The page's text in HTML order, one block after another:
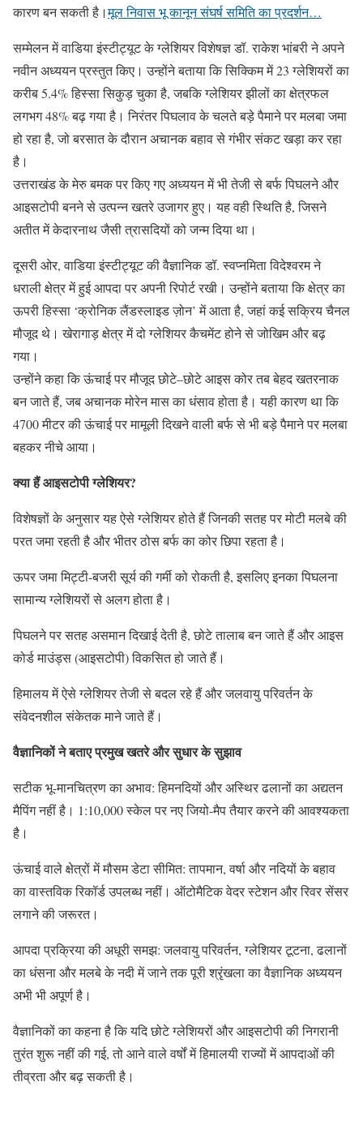
कारण बन सकती है।मूल निवास भू कानून संघर्ष समिति का प्रदर्शन…
सम्मेलन में वाडिया इंस्टीट्यूट के ग्लेशियर विशेषज्ञ डॉ. राकेश भांबरी ने अपने
नवीन अध्ययन प्रस्तुत किए। उन्होंने बताया कि सिक्किम में 23 ग्लेशियरों का
करीब 5.4% हिस्सा सिकुड़ चुका है, जबकि ग्लेशियर झीलों का क्षेत्रफल
लगभग 48% बढ़ गया है। निरंतर पिघलाव के चलते बड़े पैमाने पर मलबा जमा
हो रहा है, जो बरसात के दौरान अचानक बहाव से गंभीर संकट खड़ा कर रहा
है।
उत्तराखंड के मेरु बमक पर किए गए अध्ययन में भी तेजी से बर्फ पिघलने और
आइसटोपी बनने से उत्पन्न खतरे उजागर हुए। यह वही स्थिति है, जिसने
अतीत में केदारनाथ जैसी त्रासदियों को जन्म दिया था।
दूसरी ओर, वाडिया इंस्टीट्यूट की वैज्ञानिक डॉ. स्वप्नमिता विदेश्वरम ने
धराली क्षेत्र में हुई आपदा पर अपनी रिपोर्ट रखी। उन्होंने बताया कि क्षेत्र का
ऊपरी हिस्सा ‘क्रोनिक लैंडस्लाइड ज़ोन’ में आता है, जहां कई सक्रिय चैनल
मौजूद थे। खेरागाड़ क्षेत्र में दो ग्लेशियर कैचमेंट होने से जोखिम और बढ़
गया।
उन्होंने कहा कि ऊंचाई पर मौजूद छोटे–छोटे आइस कोर तब बेहद खतरनाक
बन जाते हैं, जब अचानक मोरेन मास का धंसाव होता है। यही कारण था कि
4700 मीटर की ऊंचाई पर मामूली दिखने वाली बर्फ से भी बड़े पैमाने पर मलबा
बहकर नीचे आया।
क्या हैं आइसटोपी ग्लेशियर?
विशेषज्ञों के अनुसार यह ऐसे ग्लेशियर होते हैं जिनकी सतह पर मोटी मलबे की
परत जमा रहती है और भीतर ठोस बर्फ का कोर छिपा रहता है।
ऊपर जमा मिट्टी-बजरी सूर्य की गर्मी को रोकती है, इसलिए इनका पिघलना
सामान्य ग्लेशियरों से अलग होता है।
पिघलने पर सतह असमान दिखाई देती है, छोटे तालाब बन जाते हैं और आइस
कोर्ड माउंड्स (आइसटोपी) विकसित हो जाते हैं।
हिमालय में ऐसे ग्लेशियर तेजी से बदल रहे हैं और जलवायु परिवर्तन के
संवेदनशील संकेतक माने जाते हैं।
वैज्ञानिकों ने बताए प्रमुख खतरे और सुधार के सुझाव
सटीक भू-मानचित्रण का अभाव: हिमनदियों और अस्थिर ढलानों का अद्यतन
मैपिंग नहीं है। 1:10,000 स्केल पर नए जियो-मैप तैयार करने की आवश्यकता
है।
ऊंचाई वाले क्षेत्रों में मौसम डेटा सीमित: तापमान, वर्षा और नदियों के बहाव
का वास्तविक रिकॉर्ड उपलब्ध नहीं। ऑटोमैटिक वेदर स्टेशन और रिवर सेंसर
लगाने की जरूरत।
आपदा प्रक्रिया की अधूरी समझ: जलवायु परिवर्तन, ग्लेशियर टूटना, ढलानों
का धंसना और मलबे के नदी में जाने तक पूरी श्रृंखला का वैज्ञानिक अध्ययन
अभी भी अपूर्ण है।
वैज्ञानिकों का कहना है कि यदि छोटे ग्लेशियरों और आइसटोपी की निगरानी
तुरंत शुरू नहीं की गई, तो आने वाले वर्षों में हिमालयी राज्यों में आपदाओं की
तीव्रता और बढ़ सकती है।